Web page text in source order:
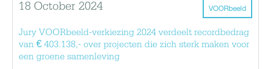
VOORbeeld
18 October 2024
Jury VOORbeeld-verkiezing 2024 verdeelt recordbedrag
van € 403.138,- over projecten die zich sterk maken voor
een groene samenleving